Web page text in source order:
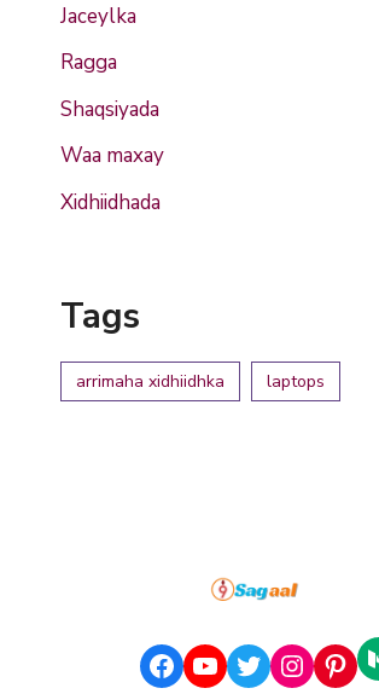
Jaceylka
Ragga
Shaqsiyada
Waa maxay
Xidhiidhada
Tags
arrimaha xidhiidhka laptops
Facebook
YouTube
Twitter